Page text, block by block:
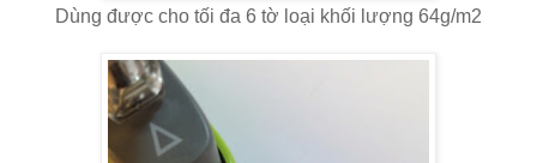
Dùng được cho tối đa 6 tờ loại khối lượng 64g/m2